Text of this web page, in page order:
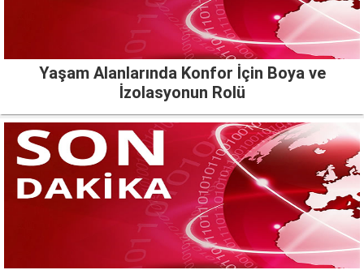
Yaşam Alanlarında Konfor İçin Boya ve
İzolasyonun Rolü